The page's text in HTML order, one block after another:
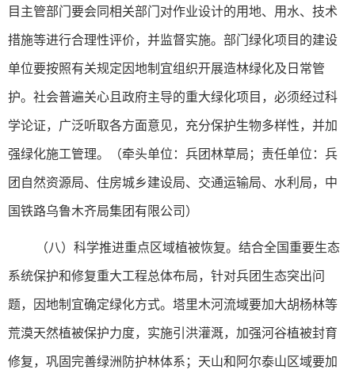
目主管部门要会同相关部门对作业设计的用地、用水、技术
措施等进行合理性评价，并监督实施。部门绿化项目的建设
单位要按照有关规定因地制宜组织开展造林绿化及日常管
护。社会普遍关心且政府主导的重大绿化项目，必须经过科
学论证，广泛听取各方面意见，充分保护生物多样性，并加
强绿化施工管理。（牵头单位：兵团林草局；责任单位：兵
团自然资源局、住房城乡建设局、交通运输局、水利局，中
国铁路乌鲁木齐局集团有限公司）
（八）科学推进重点区域植被恢复。结合全国重要生态
系统保护和修复重大工程总体布局，针对兵团生态突出问
题，因地制宜确定绿化方式。塔里木河流域要加大胡杨林等
荒漠天然植被保护力度，实施引洪灌溉，加强河谷植被封育
修复，巩固完善绿洲防护林体系；天山和阿尔泰山区域要加